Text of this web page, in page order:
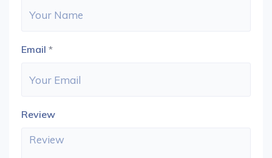
Email *
Review